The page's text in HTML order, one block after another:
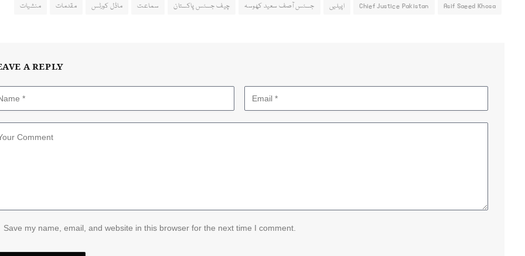
Asif Saeed Khosa
Chief Justice Pakistan اپیلیں جسٹس آصف سعید کھوسہ چیف جسٹس پاکستان سماعت ماڈل کورٹس مقدمات منشیات
A REPLY
Save my name, email, and website in this browser for the next time I comment.